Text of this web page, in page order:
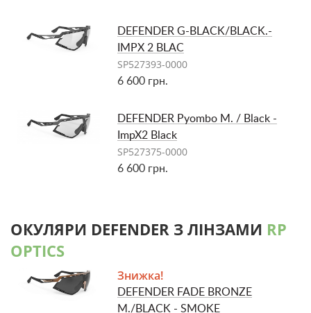
DEFENDER G-BLACK/BLACK.-
IMPX 2 BLAC
SP527393-0000
6 600 грн.
DEFENDER Pyombo M. / Black -
ImpX2 Black
SP527375-0000
6 600 грн.
ОКУЛЯРИ DEFENDER З ЛІНЗАМИ RP
OPTICS
Знижка!
DEFENDER FADE BRONZE
M./BLACK - SMOKE